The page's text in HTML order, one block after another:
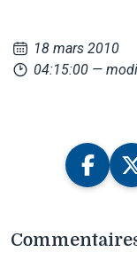
18 mars 2010
04:15:00 —